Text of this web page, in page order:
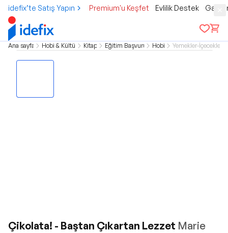
idefix’te Satış Yapın Premium'u Keşfet Evlilik Destek
Ana sayfa Hobi & Kültür Kitap Eğitim Başvuru Hobi Yemekler-İçecekler
Çikolata! - Baştan Çıkartan Lezzet Marie